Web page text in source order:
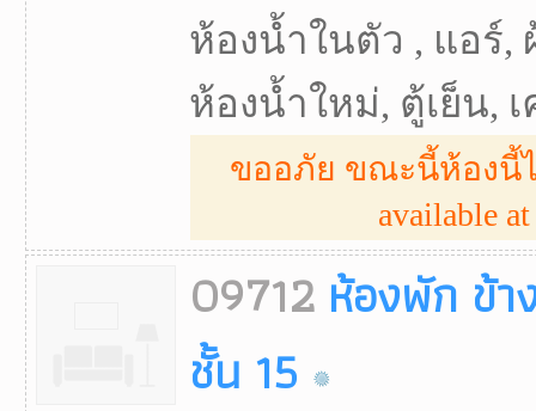
ห้องน้ำในตัว , แอร์,
ห้องน้ำใหม่, ตู้เย็น,
ขออภัย ขณะนี้ห้องนี้ไ
available
09712 ห้องพัก ข้า
ชั้น 15